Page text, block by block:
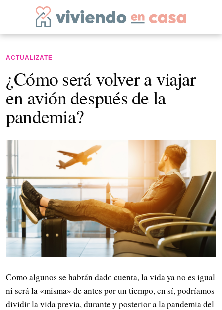
ACTUALIZATE
¿Cómo será volver a viajar
en avión después de la
pandemia?
Como algunos se habrán dado cuenta, la vida ya no es igual
ni será la «misma» de antes por un tiempo, en sí, podríamos
dividir la vida previa, durante y posterior a la pandemia del